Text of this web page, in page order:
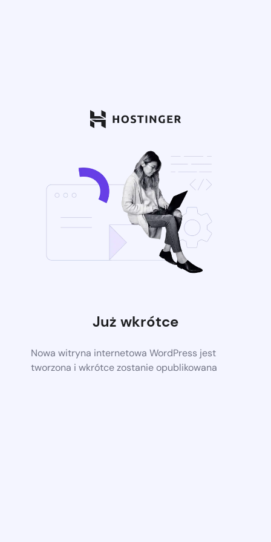
Już wkrótce
Nowa witryna internetowa WordPress jest
tworzona i wkrótce zostanie opublikowana